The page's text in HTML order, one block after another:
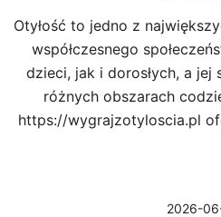
Otyłość to jedno z
współczesnego
dzieci, jak i dorosłych, a
różnych obszarach
https://wygrajzotyloscia.pl
2026-